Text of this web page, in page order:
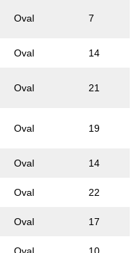
Oval 7
Oval 14
Oval 21
Oval 19
Oval 14
Oval 22
Oval 17